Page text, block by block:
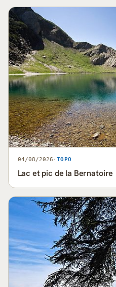
04/08/2026 · TOPO
Lac et pic de la Bernatoire